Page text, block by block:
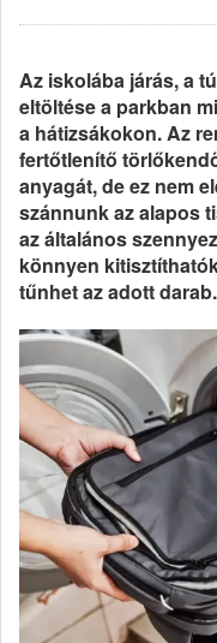
Az iskolába járás, a
eltöltése a parkban
a hátizsákokon. Az
fertőtlenítő
anyagát, de ez nem
szánnunk az alapos
az általános
könnyen
tűnhet az adott darab.